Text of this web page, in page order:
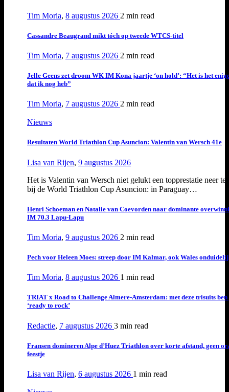
Tim Moria, 8 augustus 2026 2 min read
Cassandre Beaugrand mikt tóch op tweede WTCS-titel
Tim Moria, 7 augustus 2026 2 min read
Jelle Geens zet droom WK IM Kona jaartje ‘on hold’: “Het is het
dat ik nog heb”
Tim Moria, 7 augustus 2026 2 min read
Nieuws
Resultaten World Triathlon Cup Asuncion: Valentin van Wersch 41e
Lisa van Rijen, 9 augustus 2026
Het is Valentin van Wersch niet gelukt een topprestatie neer te
bij de World Triathlon Cup Asuncion: in Paraguay…
Henri Schoeman en Natalie van Coevorden naar dominante
IM 70.3 Lapu-Lapu
Tim Moria, 9 augustus 2026 2 min read
Pech voor Heleen Moes: streep door IM Kalmar, ook Wales
Tim Moria, 8 augustus 2026 1 min read
TRIAT x Road to Challenge Almere-Amsterdam: met deze trisuits ben
‘ready to rock’
Redactie, 7 augustus 2026 3 min read
Fransen domineren Alpe d’Huez Triathlon over korte afstand, geen
feestje
Lisa van Rijen, 6 augustus 2026 1 min read